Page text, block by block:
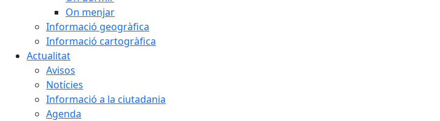
On menjar
Informació geogràfica
Informació cartogràfica
Actualitat
Avisos
Notícies
Informació a la ciutadania
Agenda